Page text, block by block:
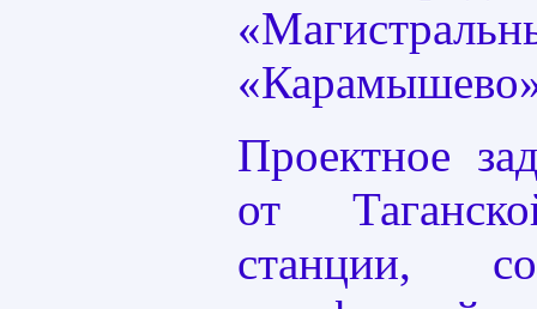
Проектное
от
станции,